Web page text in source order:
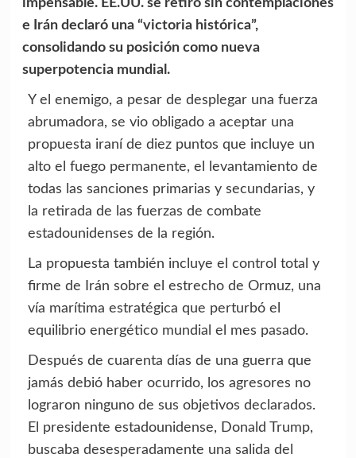
impensable. EE.UU. se retiró sin contemplaciones
e Irán declaró una “victoria histórica”,
consolidando su posición como nueva
superpotencia mundial.
Y el enemigo, a pesar de desplegar una fuerza
abrumadora, se vio obligado a aceptar una
propuesta iraní de diez puntos que incluye un
alto el fuego permanente, el levantamiento de
todas las sanciones primarias y secundarias, y
la retirada de las fuerzas de combate
estadounidenses de la región.
La propuesta también incluye el control total y
firme de Irán sobre el estrecho de Ormuz, una
vía marítima estratégica que perturbó el
equilibrio energético mundial el mes pasado.
Después de cuarenta días de una guerra que
jamás debió haber ocurrido, los agresores no
lograron ninguno de sus objetivos declarados.
El presidente estadounidense, Donald Trump,
buscaba desesperadamente una salida del